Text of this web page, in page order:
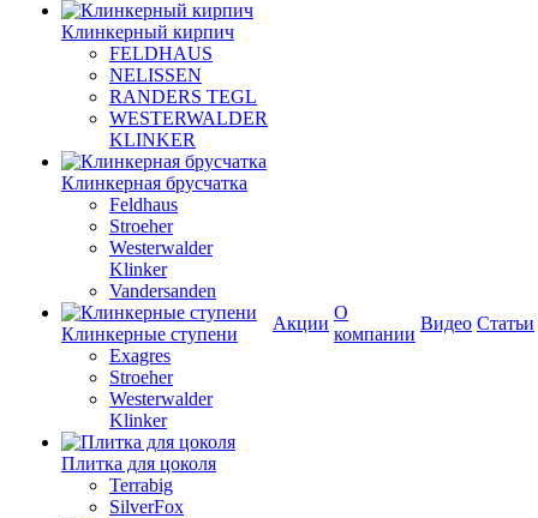
Клинкерный кирпич
FELDHAUS
NELISSEN
RANDERS TEGL
WESTERWALDER
KLINKER
Клинкерная брусчатка
Feldhaus
Stroeher
Westerwalder
Klinker
Vandersanden
Клинкерные ступени
Exagres
Stroeher
Westerwalder
Klinker
Плитка для цоколя
Terrabig
SilverFox
Акции
О
компании
Видео Статьи